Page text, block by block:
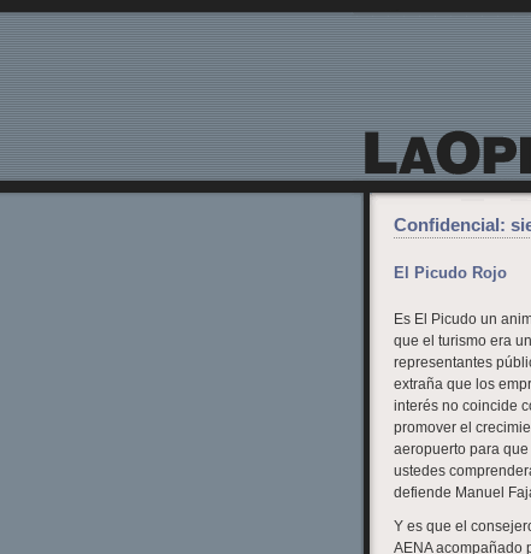
Confidencial:
El Picudo Rojo
Es El Picudo un
que el turismo era
representantes
extraña que los
interés no coincide
promover el
aeropuerto para
ustedes
defiende Manuel
Y es que el
AENA acompañado